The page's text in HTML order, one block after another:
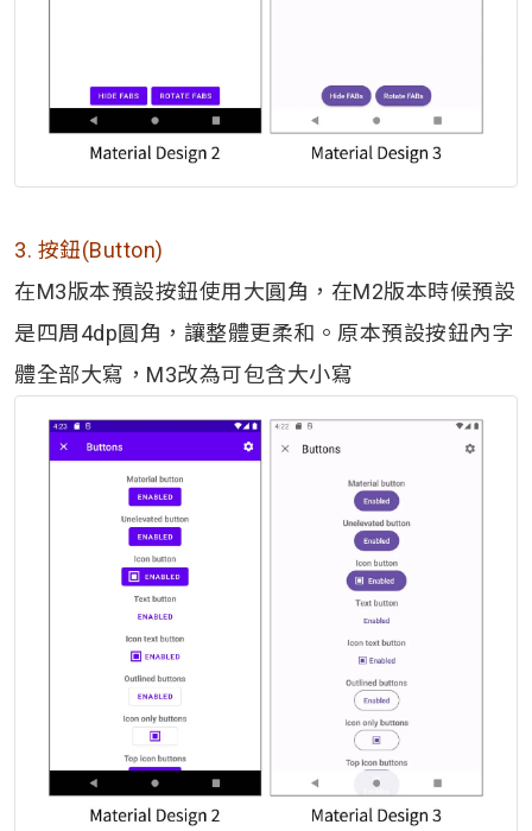
3. 按鈕(Button)
在M3版本預設按鈕使用大圓角，在M2版本時候預設
是四周4dp圓角，讓整體更柔和。原本預設按鈕內字
體全部大寫，M3改為可包含大小寫